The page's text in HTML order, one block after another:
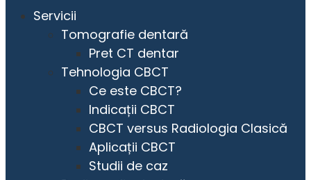
Servicii
Tomografie dentară
Pret CT dentar
Tehnologia CBCT
Ce este CBCT?
Indicații CBCT
CBCT versus Radiologia Clasică
Aplicații CBCT
Studii de caz